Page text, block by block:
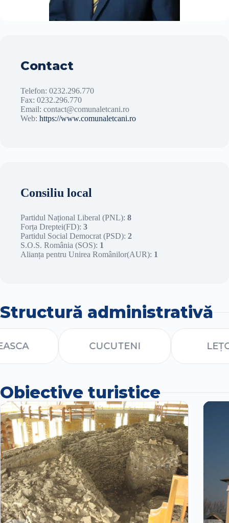
Contact
Telefon: 0232.296.770
Fax: 0232.296.770
Email: contact@comunaletcani.ro
Web: https://www.comunaletcani.ro
Consiliu local
Partidul Național Liberal (PNL): 8
Forța Dreptei(FD): 3
Partidul Social Democrat (PSD): 2
S.O.S. România (SOS): 1
Alianța pentru Unirea Românilor(AUR): 1
Structură administrativă
CUCUTENI
Obiective turistice